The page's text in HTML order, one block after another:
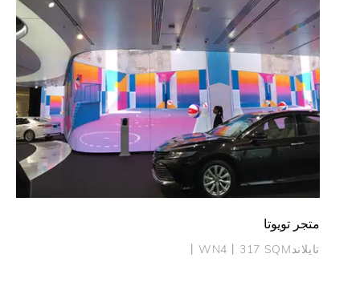
تايلاند丨WN4丨230 SQM
متجر تويوتا
تايلاند丨WN4丨317 SQM